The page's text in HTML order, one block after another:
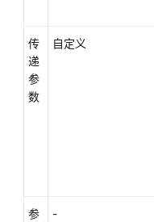
传
递
参
数
自定义
参 -